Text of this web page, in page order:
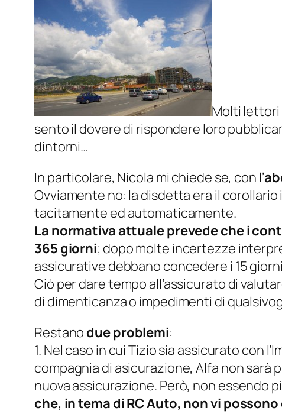
Molti lettori
sento il dovere di rispondere loro
dintorni…
In particolare, Nicola mi chiede se, con l’
Ovviamente no: la disdetta era il
tacitamente ed automaticamente.
La normativa attuale prevede che i
365 giorni; dopo molte incertezze
assicurative debbano concedere i 15
Ciò per dare tempo all’assicurato di
di dimenticanza o impedimenti di
Restano due problemi:
1. Nel caso in cui Tizio sia assicurato con
compagnia di asicurazione, Alfa non sarà
nuova assicurazione. Però, non essendo
che, in tema di RC Auto, non vi